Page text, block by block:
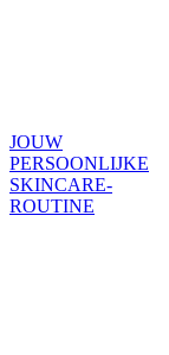
JOUW
PERSOONLIJKE
SKINCARE-
ROUTINE